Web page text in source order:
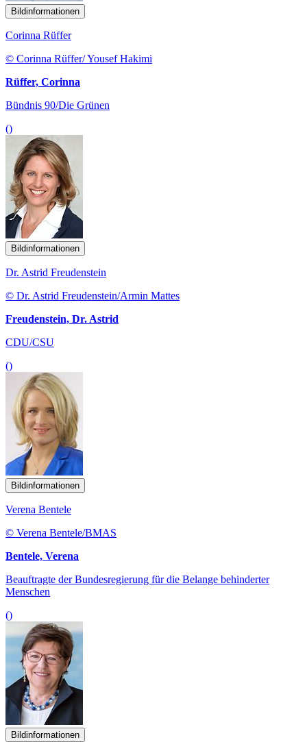
Bildinformationen
Corinna Rüffer
© Corinna Rüffer/ Yousef Hakimi
Rüffer, Corinna
Bündnis 90/Die Grünen
()
Bildinformationen
Dr. Astrid Freudenstein
© Dr. Astrid Freudenstein/Armin Mattes
Freudenstein, Dr. Astrid
CDU/CSU
()
Bildinformationen
Verena Bentele
© Verena Bentele/BMAS
Bentele, Verena
Beauftragte der Bundesregierung für die Belange behinderter
Menschen
()
Bildinformationen